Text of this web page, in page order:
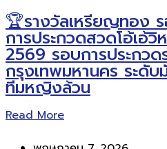
🏆รางวัลเหรียญทอง
การประกวดสวดโอ้เอ้วิ
2569 รอบการประกว
กรุงเทพมหานคร ระดับ
ทีมหญิงล้วน
Read More